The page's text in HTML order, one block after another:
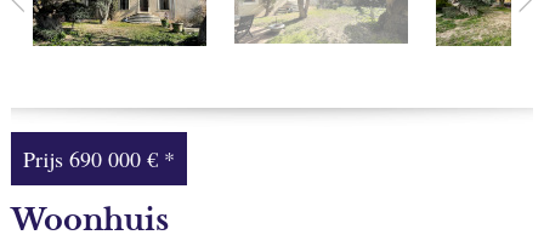
Prijs690 000 € *
Woonhuis